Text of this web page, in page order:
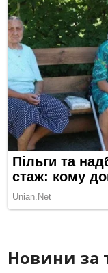
Новини за